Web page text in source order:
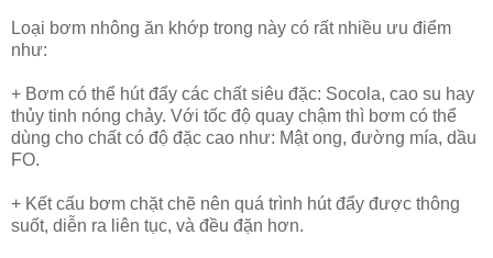
Loại bơm nhông ăn khớp trong này có rất nhiều ưu điểm
như:
+ Bơm có thể hút đẩy các chất siêu đặc: Socola, cao su hay
thủy tinh nóng chảy. Với tốc độ quay chậm thì bơm có thể
dùng cho chất có độ đặc cao như: Mật ong, đường mía, dầu
FO.
+ Kết cấu bơm chặt chẽ nên quá trình hút đẩy được thông
suốt, diễn ra liên tục, và đều đặn hơn.